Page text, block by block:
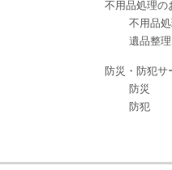
不用品処理の
不用品
遺品整理
防災・防犯サ
防災
防犯